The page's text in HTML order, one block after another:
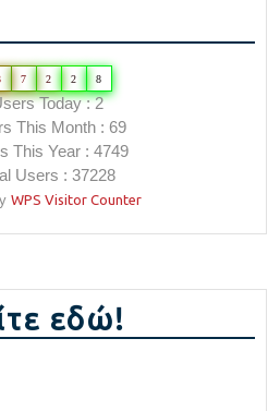
7 2 2 8
Today : 2
This Month : 69
This Year : 4749
Users : 37228
WPS Visitor Counter
εδώ!